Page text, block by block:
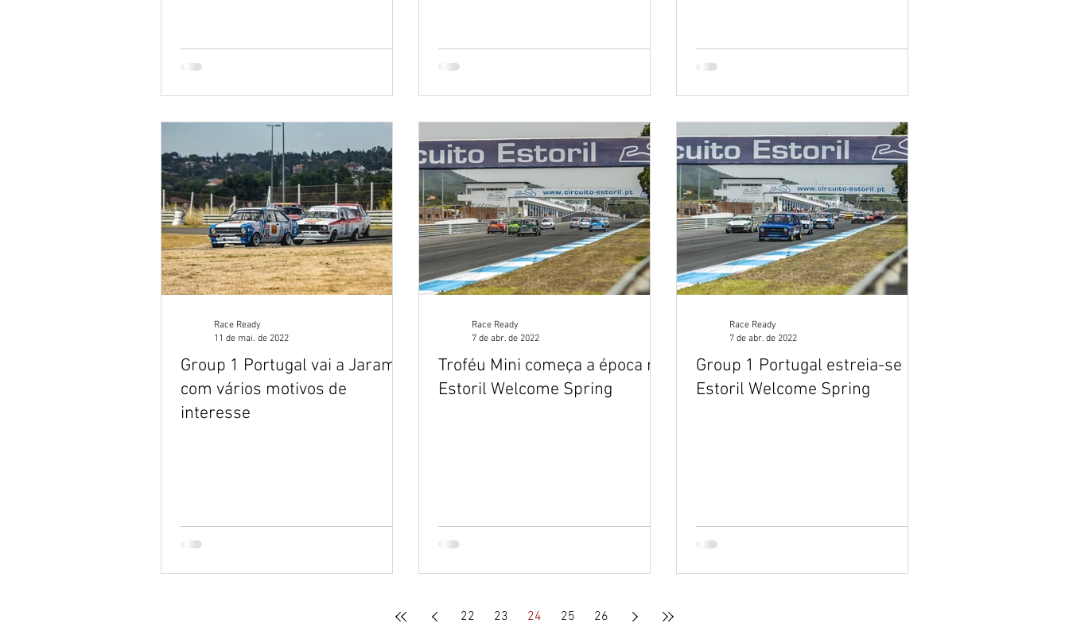
Group 1 Portugal vai a Jarama
com vários motivos de
interesse
Race Ready
11 de mai. de 2022
Troféu Mini começa a época no
Estoril Welcome Spring
Race Ready
7 de abr. de 2022
Group 1 Portugal estreia-se no
Estoril Welcome Spring
Race Ready
7 de abr. de 2022
22 23 24 25 26